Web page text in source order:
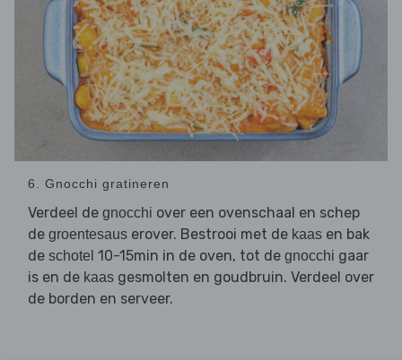
6. Gnocchi gratineren
Verdeel de gnocchi over een ovenschaal en schep
de groentesaus erover. Bestrooi met de kaas en bak
de schotel 10-15min in de oven, tot de gnocchi gaar
is en de kaas gesmolten en goudbruin. Verdeel over
de borden en serveer.